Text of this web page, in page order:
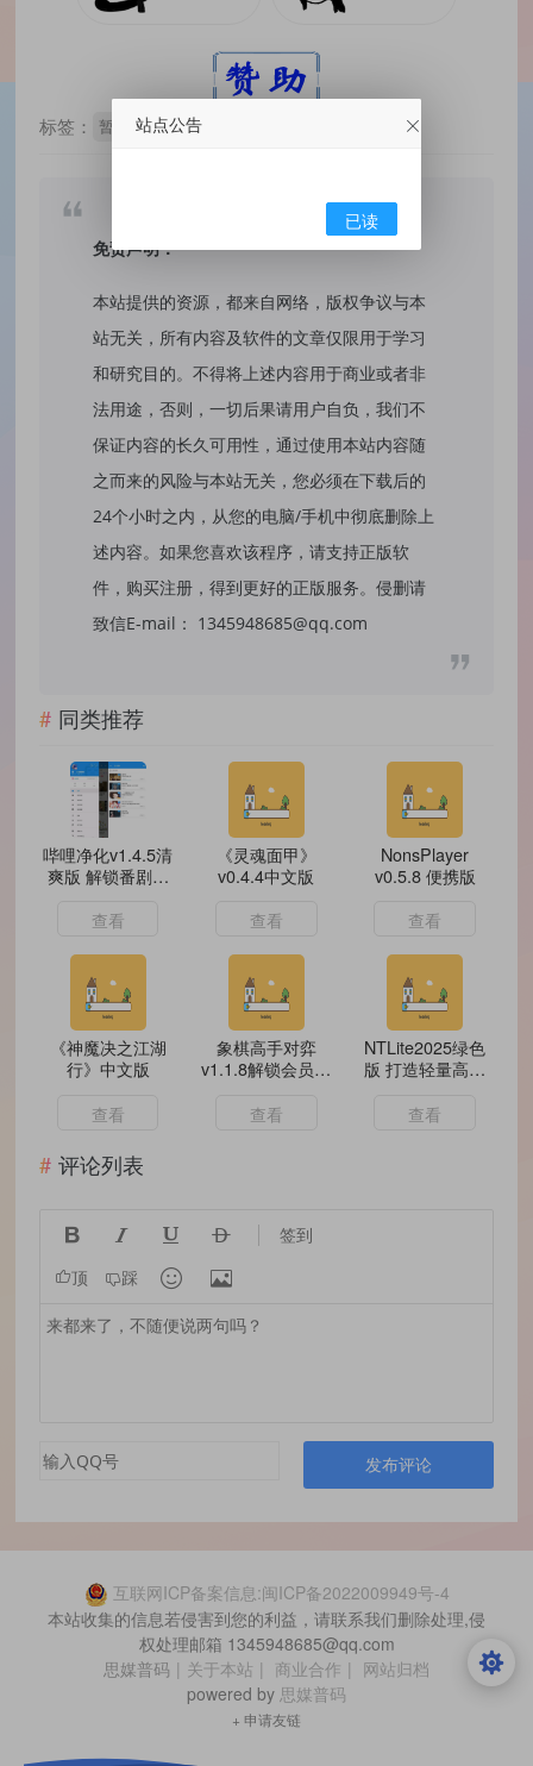
标签： 暂无标签
免责声明：
本站提供的资源，都来自网络，版权争议与本
站无关，所有内容及软件的文章仅限用于学习
和研究目的。不得将上述内容用于商业或者非
法用途，否则，一切后果请用户自负，我们不
保证内容的长久可用性，通过使用本站内容随
之而来的风险与本站无关，您必须在下载后的
24个小时之内，从您的电脑/手机中彻底删除上
述内容。如果您喜欢该程序，请支持正版软
件，购买注册，得到更好的正版服务。侵删请
致信E-mail： 1345948685@qq.com
同类推荐
哔哩净化v1.4.5清
爽版 解锁番剧限
查看
《灵魂面甲》
v0.4.4中文版
查看
NonsPlayer
v0.5.8 便携版
查看
《神魔决之江湖
行》中文版
查看
象棋高手对弈
v1.1.8解锁会员象
具
查看
NTLite2025绿色
版 打造轻量高性
查看
评论列表
    签到
顶 踩  
发布评论
互联网ICP备案信息:闽ICP备2022009949号-4
本站收集的信息若侵害到您的利益，请联系我们删除处理,侵
权处理邮箱 1345948685@qq.com
思媒普码 | 关于本站 | 商业合作 | 网站归档
powered by 思媒普码
+ 申请友链
站点公告
已读